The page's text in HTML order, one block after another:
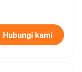
Hubungi kami